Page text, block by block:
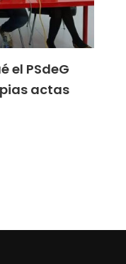
el PSdeG
actas